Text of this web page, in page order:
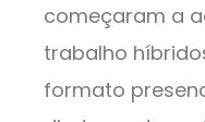
começaram a
trabalho
formato